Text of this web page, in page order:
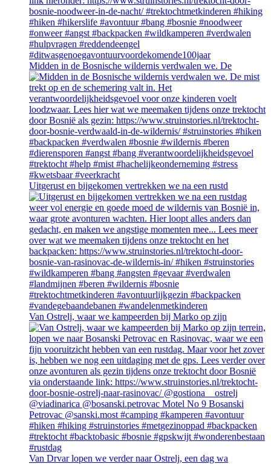
Midden in de Bosnische wildernis verdwalen we. De
Uitgerust en bijgekomen vertrekken we na een rustd
Van Ostrelj, waar we kampeerden bij Marko op zijn
Van Drvar lopen we verder naar Ostrelj, een dag wa